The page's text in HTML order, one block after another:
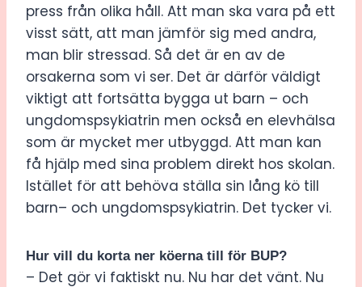
press från olika håll. Att man ska vara på ett
visst sätt, att man jämför sig med andra,
man blir stressad. Så det är en av de
orsakerna som vi ser. Det är därför väldigt
viktigt att fortsätta bygga ut barn – och
ungdomspsykiatrin men också en elevhälsa
som är mycket mer utbyggd. Att man kan
få hjälp med sina problem direkt hos skolan.
Istället för att behöva ställa sin lång kö till
barn– och ungdomspsykiatrin. Det tycker vi.
Hur vill du korta ner köerna till för BUP?
– Det gör vi faktiskt nu. Nu har det vänt. Nu